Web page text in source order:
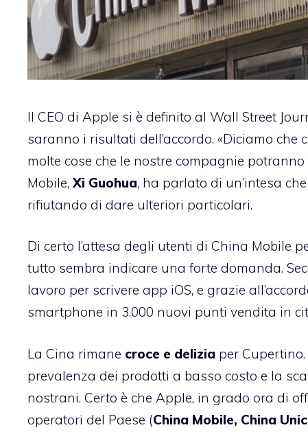
Il CEO di Apple si è definito al Wall Street
saranno i risultati dell’accordo. «Diciamo che
molte cose che le nostre compagnie
Mobile,Xi Guohua, ha parlato di un’intesa
rifiutando di dare ulteriori particolari.
Di certo l’attesa degli utenti di China Mobile
tutto sembra indicare una forte domanda.
lavoro per scrivere app iOS, e grazie
smartphone in 3.000 nuovi punti vendita in
La Cina rimane croce e delizia per
prevalenza dei prodotti a basso costo e la
nostrani. Certo è che Apple, in grado ora di
operatori del Paese (China Mobile, China